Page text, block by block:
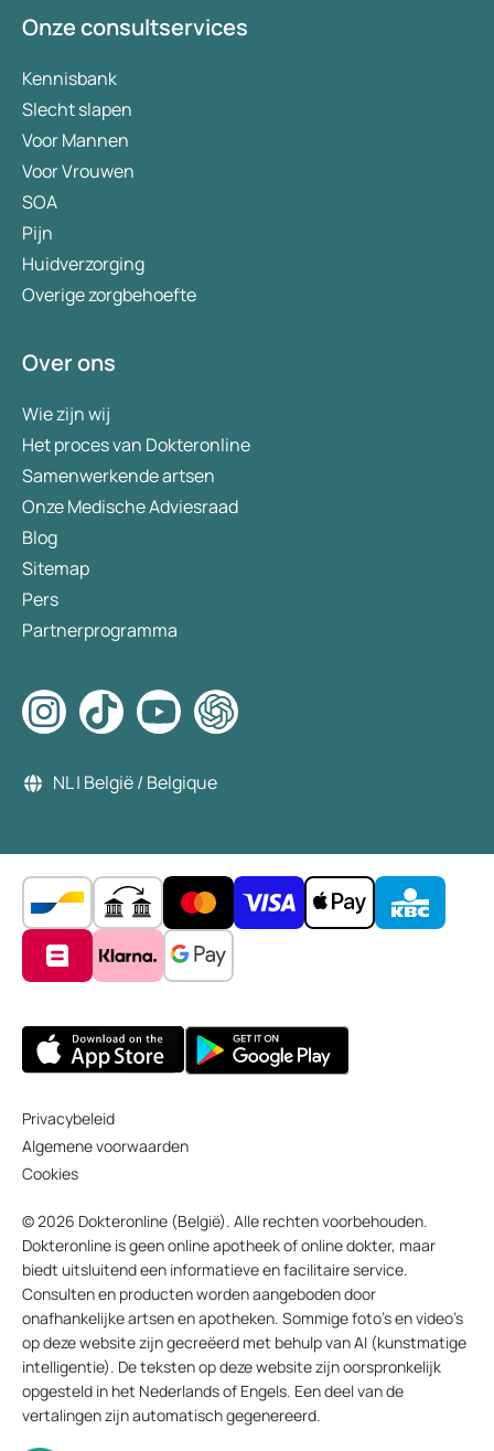
Onze consultservices
Kennisbank
Slecht slapen
Voor Mannen
Voor Vrouwen
SOA
Pijn
Huidverzorging
Overige zorgbehoefte
Over ons
Wie zijn wij
Het proces van Dokteronline
Samenwerkende artsen
Onze Medische Adviesraad
Blog
Sitemap
Pers
Partnerprogramma
NL | België / Belgique
Privacybeleid
Algemene voorwaarden
Cookies
© 2026 Dokteronline (België). Alle rechten voorbehouden.
Dokteronline is geen online apotheek of online dokter, maar
biedt uitsluitend een informatieve en facilitaire service.
Consulten en producten worden aangeboden door
onafhankelijke artsen en apotheken. Sommige foto’s en video’s
op deze website zijn gecreëerd met behulp van AI (kunstmatige
intelligentie). De teksten op deze website zijn oorspronkelijk
opgesteld in het Nederlands of Engels. Een deel van de
vertalingen zijn automatisch gegenereerd.